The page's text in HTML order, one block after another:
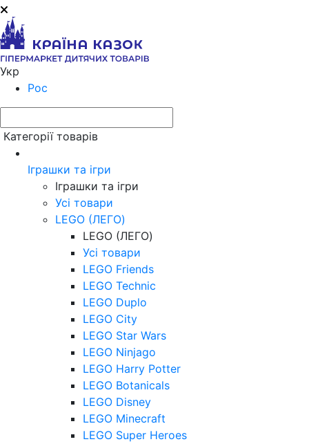
Укр
Рос
Категорії товарів
Іграшки та ігри
Іграшки та ігри
Усі товари
LEGO (ЛЕГО)
LEGO (ЛЕГО)
Усі товари
LEGO Friends
LEGO Technic
LEGO Duplo
LEGO City
LEGO Star Wars
LEGO Ninjago
LEGO Harry Potter
LEGO Botanicals
LEGO Disney
LEGO Minecraft
LEGO Super Heroes